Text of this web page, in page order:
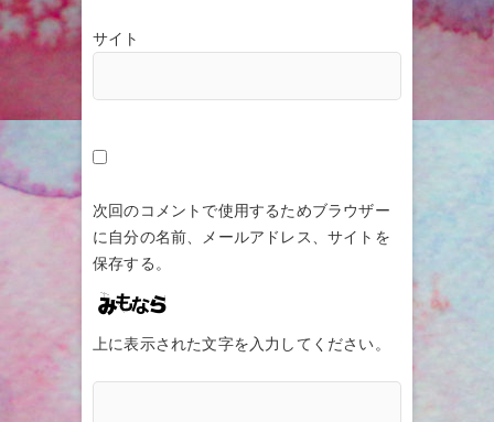
サイト
次回のコメントで使用するためブラウザー
に自分の名前、メールアドレス、サイトを
保存する。
上に表示された文字を入力してください。